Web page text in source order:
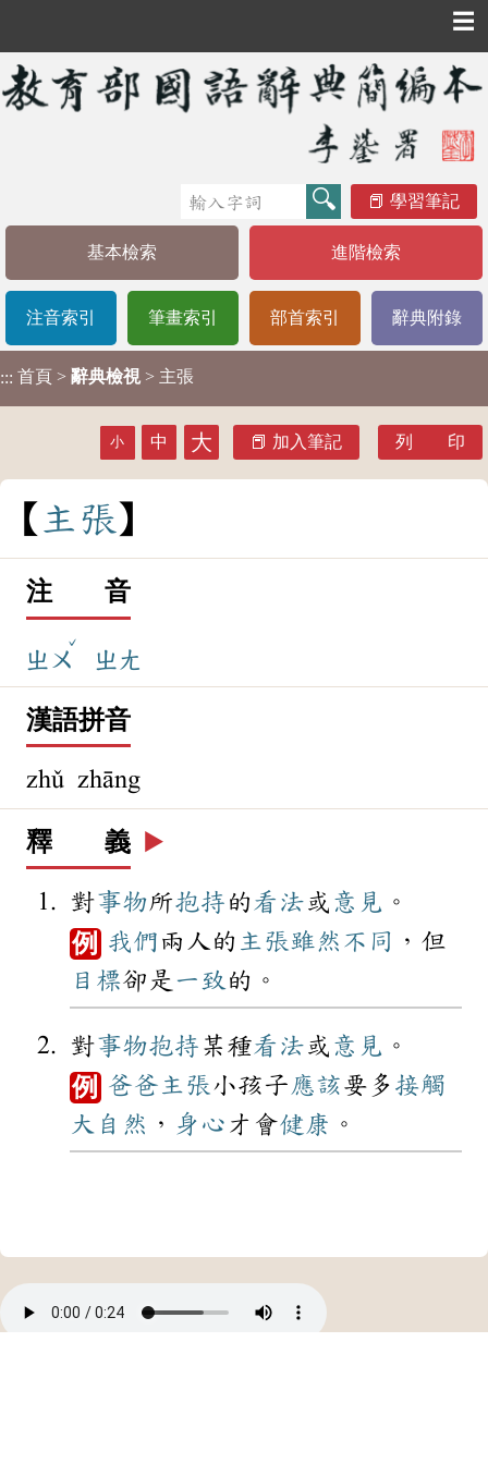
☰
學習筆記
基本檢索 進階檢索
注音索引 筆畫索引 部首索引 辭典附錄
::: 首頁 > 辭典檢視 > 主張
小 中 大 加入筆記 列 印
主張
注 音
ㄓㄨ
ˇ
ㄓㄤ
漢語拼音
zhǔ zhāng
釋 義 ▶️
對事物所抱持 的 看法或 意見 。
例 我們 兩人的 主張雖然 不同 ，但
目標卻是 一致 的。
對事物抱持 某種看法或 意見 。
例 爸爸 主張小孩子 應該要多 接觸
大自然 ， 身心 才會健康 。